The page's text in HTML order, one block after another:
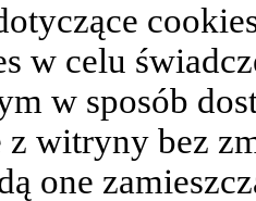
w celu
w sposób
witryny bez
one